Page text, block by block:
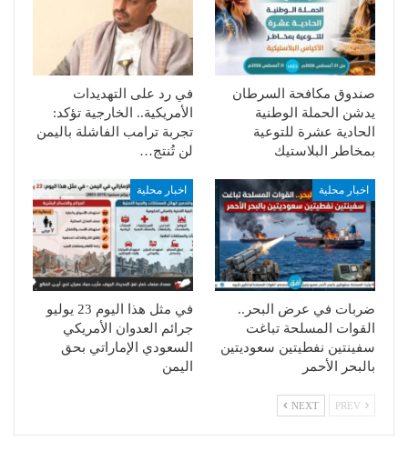
صندوق مكافحة السرطان
يدشن الحملة الوطنية
الحادية عشرة للتوعية
بمخاطر البلاستيك
في رد على التهديدات
الأمريكية.. الخارجية تؤكد:
تجربة ترامب الفاشلة باليمن
لن تُنتج…
اخبار محلية
ضربات في عرض البحر..
القوات المسلحة تباغت
سفينتين نفطيتين سعوديتين
بالبحر الأحمر
اخبار محلية
في مثل هذا اليوم 23 يوليو
جرائم العدوان الأمريكي
السعودي الإماراتي بحق
اليمن
NEXT